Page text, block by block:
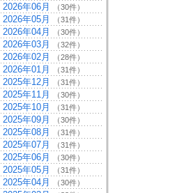
2026年06月 （30件）
2026年05月 （31件）
2026年04月 （30件）
2026年03月 （32件）
2026年02月 （28件）
2026年01月 （31件）
2025年12月 （31件）
2025年11月 （30件）
2025年10月 （31件）
2025年09月 （30件）
2025年08月 （31件）
2025年07月 （31件）
2025年06月 （30件）
2025年05月 （31件）
2025年04月 （30件）